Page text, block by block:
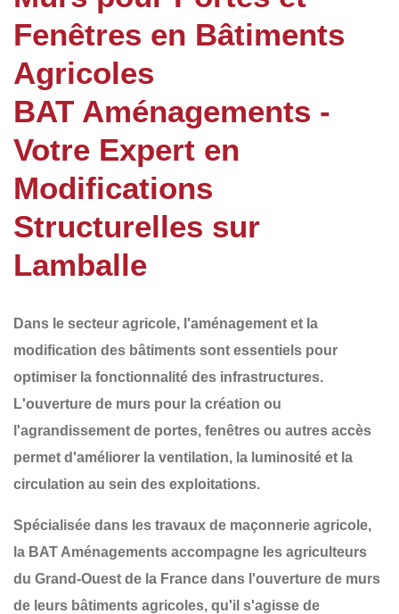
Fenêtres en Bâtiments
Agricoles
BAT Aménagements -
Votre Expert en
Modifications
Structurelles sur
Lamballe
Dans le secteur agricole, l'aménagement et la
modification des bâtiments sont essentiels pour
optimiser la fonctionnalité des infrastructures.
L'ouverture de murs pour la création ou
l'agrandissement de portes, fenêtres ou autres accès
permet d'améliorer la ventilation, la luminosité et la
circulation au sein des exploitations.
Spécialisée dans les travaux de maçonnerie agricole,
la BAT Aménagements accompagne les agriculteurs
du Grand-Ouest de la France dans l'ouverture de murs
de leurs bâtiments agricoles, qu'il s'agisse de